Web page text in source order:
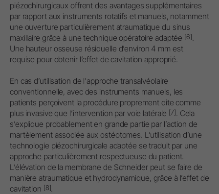
piézochirurgicaux offrent des avantages supplémentaires
par rapport aux instruments rotatifs et manuels, notamment
une ouverture particulièrement atraumatique du sinus
maxillaire grâce à une technique opératoire adaptée [6].
Une hauteur osseuse résiduelle d’environ 4 mm est
requise pour obtenir l’effet de cavitation approprié.
En cas d’utilisation de l'approche transalvéolaire
conventionnelle, avec des instruments manuels, les
patients perçoivent la procédure proprement dite comme
plus invasive que l’intervention par voie latérale [7]. Cela
s’explique probablement en grande partie par l’action de
martèlement associée aux ostéotomes. L’utilisation d’une
technologie piézochirurgicale adaptée se traduit par une
approche particulièrement respectueuse du patient.
L’élévation de la membrane de Schneider peut se faire de
manière atraumatique et hydrodynamique, grâce à l’effet de
cavitation [8].